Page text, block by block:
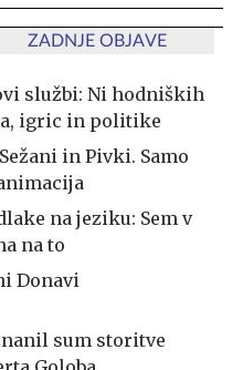
ZADNJE OBJAVE
službi: Ni hodniških
igric in politike
in Pivki. Samo
na jeziku: Sem v
na to
Donavi
sum storitve